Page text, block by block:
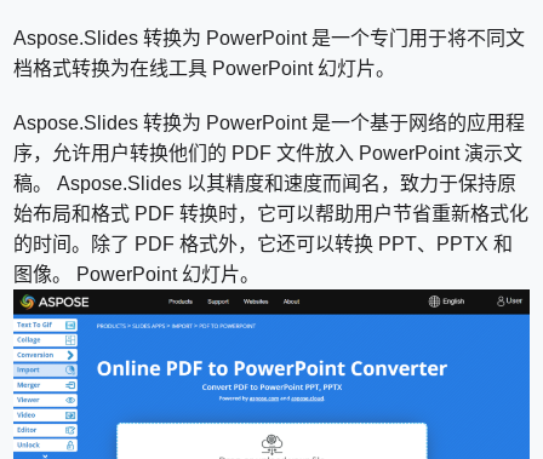
Aspose.Slides 转换为 PowerPoint 是一个专门用于将不同文
档格式转换为在线工具 PowerPoint 幻灯片。
Aspose.Slides 转换为 PowerPoint 是一个基于网络的应用程
序，允许用户转换他们的 PDF 文件放入 PowerPoint 演示文
稿。 Aspose.Slides 以其精度和速度而闻名，致力于保持原
始布局和格式 PDF 转换时，它可以帮助用户节省重新格式化
的时间。除了 PDF 格式外，它还可以转换 PPT、PPTX 和
图像。 PowerPoint 幻灯片。